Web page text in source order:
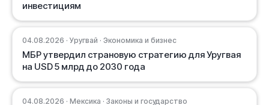
инвестициям
04.08.2026 · Уругвай · Экономика и бизнес
МБР утвердил страновую стратегию для Уругвая
на USD 5 млрд до 2030 года
04.08.2026 · Мексика · Законы и государство